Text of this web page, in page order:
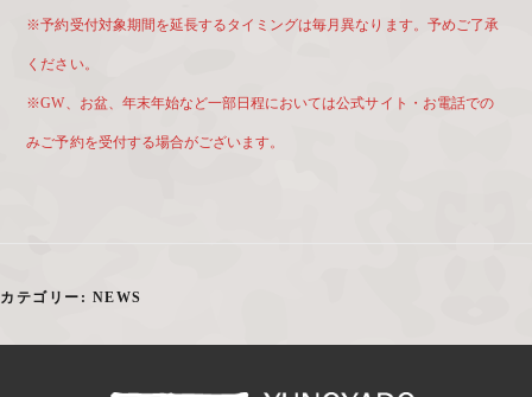
※予約受付対象期間を延長するタイミングは毎月異なります。予めご了承
ください。
※GW、お盆、年末年始など一部日程においては公式サイト・お電話での
みご予約を受付する場合がございます。
カテゴリー: NEWS